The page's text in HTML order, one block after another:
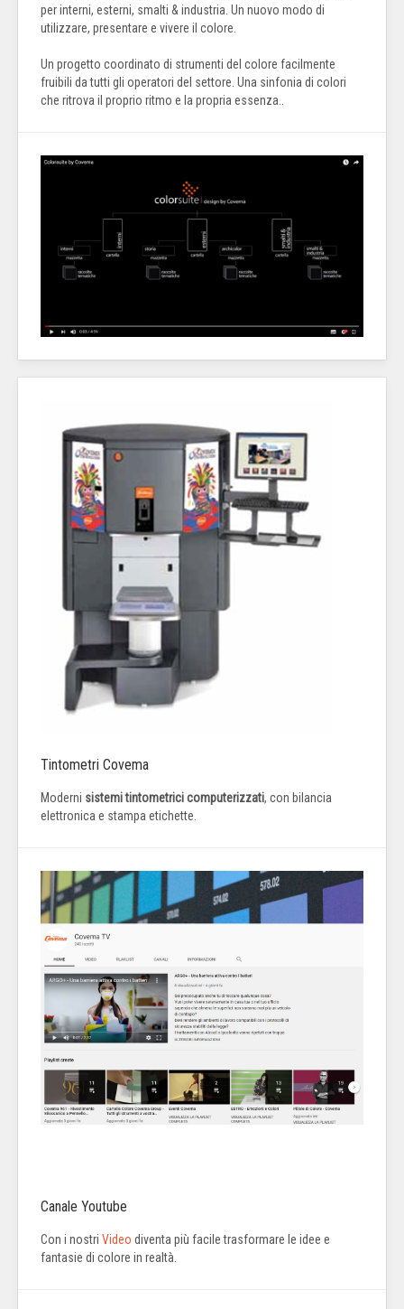
per interni, esterni, smalti & industria. Un nuovo modo di
utilizzare, presentare e vivere il colore.
Un progetto coordinato di strumenti del colore facilmente
fruibili da tutti gli operatori del settore. Una sinfonia di colori
che ritrova il proprio ritmo e la propria essenza..
Tintometri Covema
Moderni sistemi tintometrici computerizzati, con bilancia
elettronica e stampa etichette.
Canale Youtube
Con i nostri Video diventa più facile trasformare le idee e
fantasie di colore in realtà.